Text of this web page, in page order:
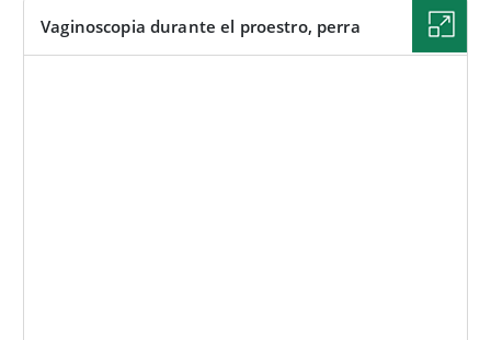
Vaginoscopia durante el proestro, perra